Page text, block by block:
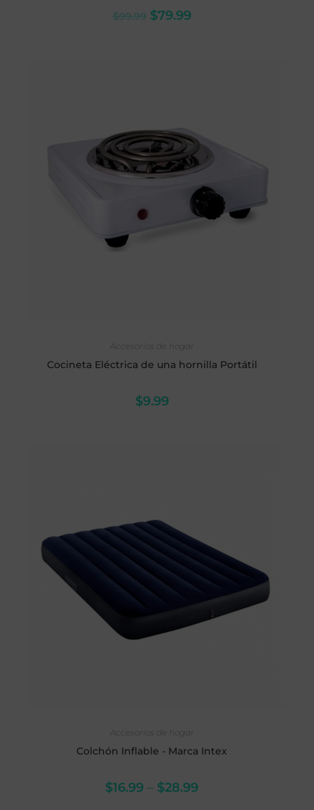
$99.99 $79.99
Accesorios de hogar
Cocineta Eléctrica de una hornilla Portátil
$9.99
Accesorios de hogar
Colchón Inflable - Marca Intex
$16.99 – $28.99